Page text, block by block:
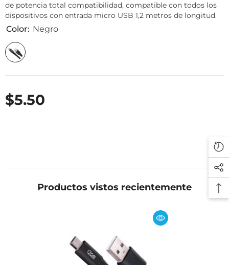
de potencia total compatibilidad, compatible con todos los
dispositivos con entrada micro USB 1,2 metros de longitud.
Color: Negro
$5.50
Productos vistos recientemente